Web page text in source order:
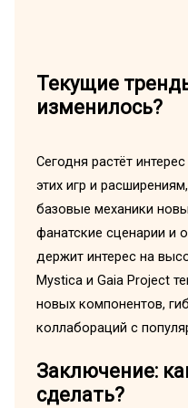
Текущие
изменилось?
Сегодня растёт
этих игр и
базовые механики
фанатские сценарии и
держит интерес на
Mystica и Gaia Project
новых компонентов,
коллабораций с
Заключение:
сделать?